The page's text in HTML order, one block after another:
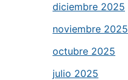
diciembre 2025
noviembre 2025
octubre 2025
julio 2025